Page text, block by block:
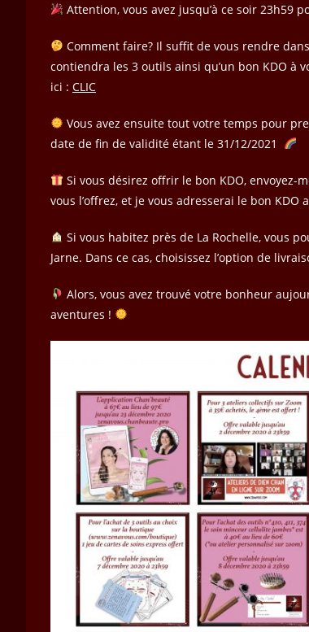
Attention, vous avez jusqu’à ce soir
Comment faire? Il suffit de vous rendre
contiendra les 3 outils ainsi qu’un bon KDO à
ici : CLIC
Vous avez ensuite tout votre temps pour
date de fin de validité étant le 31/12/2021
Si vous désirez offrir le bon KDO, envoyez-
vous l’offrez, et je vous adresserai le bon KDO
Si vous habitez près de La Rochelle, vous
Jarne. Dans ce cas, choisissez l’option de
Alors, vous avez trouvé votre bonheur
aventures !